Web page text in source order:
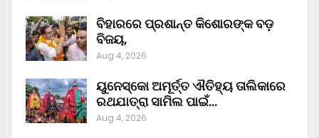
ବିହାରରେ ପ୍ରଶାନ୍ତ କିଶୋରଙ୍କ ବଡ଼
ବିଜୟ,
Aug 4, 2026
ୟୁନେସ୍କୋ ଅମୂର୍ତ୍ତ ଐତିହ୍ୟ ତାଲିକାରେ
ରଥଯାତ୍ରା ସାମିଲ ପାଇଁ…
Aug 4, 2026